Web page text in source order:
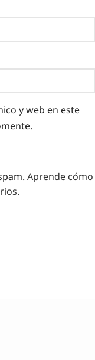
y web en este
Aprende cómo